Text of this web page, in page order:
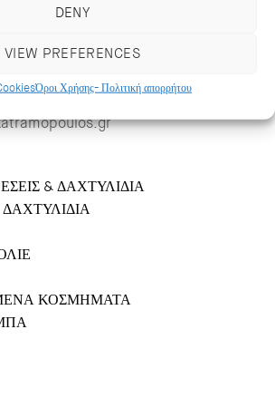
DENY
VIEW PREFERENCES
Όροι Χρήσης- Πολιτική απορρήτου
& ΔΑΧΤΥΛΙΔΙΑ
ΚΟΣΜΗΜΑΤΑ